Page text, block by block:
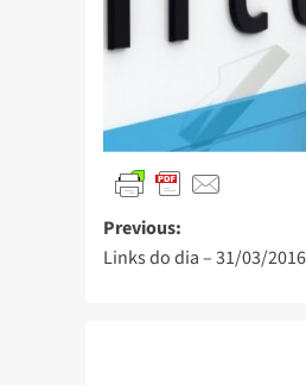
Previous:
Links do dia – 31/03/